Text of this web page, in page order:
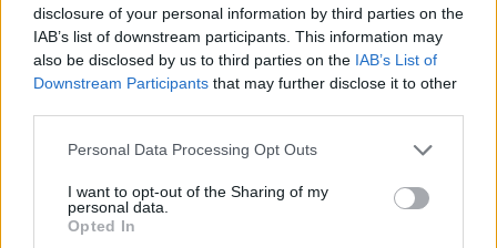
disclosure of your personal information by third parties on the
IAB’s list of downstream participants. This information may
also be disclosed by us to third parties on the IAB’s List of
Downstream Participants that may further disclose it to other
Personal Data Processing Opt Outs
I want to opt-out of the Sharing of my
personal data.
Opted In
nic joi, 31 ianuarie 2019 La 8.09
Daaaa, acuma isi casca si asta gura dupa ce l-au
dat afara, inainte relatia cu PSD era numai lapte si
sunt dati la o parte, bat din clanta!! De ce nu au
votat motiunea de cenzura contra guvernului daca
erau constienti ca guvernul nu e bun pentru tara,
asteptau toti sa cada ploconul de la dracnea, dar,